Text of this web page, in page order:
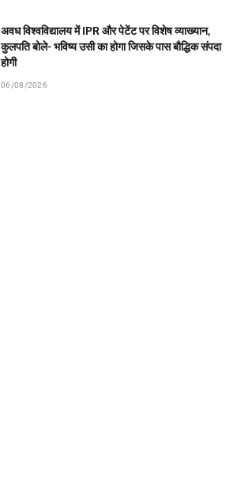
अवध विश्वविद्यालय में IPR और पेटेंट पर विशेष व्याख्यान,
कुलपति बोले- भविष्य उसी का होगा जिसके पास बौद्धिक संपदा
होगी
06/08/2026